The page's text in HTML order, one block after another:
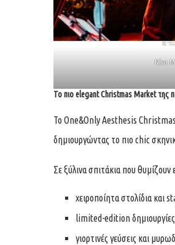
Νίνα
Το πιο elegant Christmas Market της
Το One&Only Aesthesis
δημιουργώντας το πιο chic
Σε ξύλινα σπιτάκια που
χειροποίητα στολίδια και
limited-edition
γιορτινές γεύσεις και